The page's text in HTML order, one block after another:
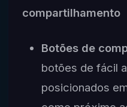
compartilhamento
Botões de
botões de fácil
posicionados